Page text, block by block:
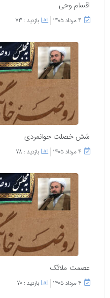
اقسام وحی
۴ مرداد ۱۴۰۵ بازدید : 73
شش خصلت جوانمردی
۴ مرداد ۱۴۰۵ بازدید : 78
عصمت ملائک
۴ مرداد ۱۴۰۵ بازدید : 70